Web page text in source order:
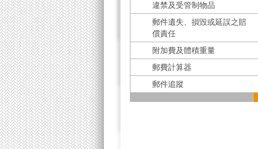
違禁及受管制物品
郵件遺失、損毀或延誤之賠
償責任
附加費及體積重量
郵費計算器
郵件追蹤